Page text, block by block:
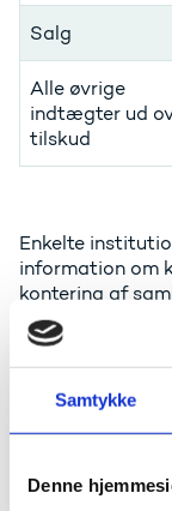
Samtykke
Denne
Salg
Alle øvrige
indtægter ud
tilskud
Enkelte
information om
kontering af
andre selvejere
at man i givet
Styrelsen kan
input til en
Fordeling af